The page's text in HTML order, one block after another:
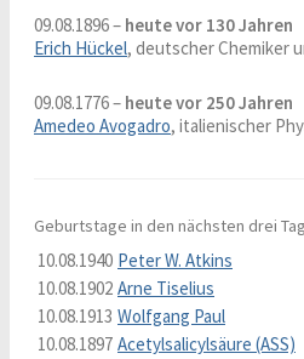
09.08.1896 – heute vor 130 Jahren
Erich Hückel, deutscher Chemiker
09.08.1776 – heute vor 250 Jahren
Amedeo Avogadro, italienischer
Geburtstage in den nächsten drei
10.08.1940 Peter W. Atkins
10.08.1902 Arne Tiselius
10.08.1913 Wolfgang Paul
10.08.1897 Acetylsalicylsäure (ASS)